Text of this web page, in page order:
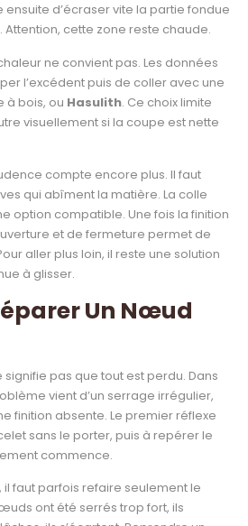
d’écraser vite la partie fondue
cette zone reste chaude.
ne convient pas. Les données
l’excédent puis de coller avec une
à bois, ou Hasulith. Ce choix limite
visuellement si la coupe est nette
compte encore plus. Il faut
qui abîment la matière. La colle
option compatible. Une fois la finition
et de fermeture permet de
aller plus loin, il reste une solution
à glisser.
Un Nœud
signifie pas que tout est perdu. Dans
vient d’un serrage irrégulier,
finition absente. Le premier réflexe
sans le porter, puis à repérer le
commence.
faut parfois refaire seulement le
ont été serrés trop fort, ils